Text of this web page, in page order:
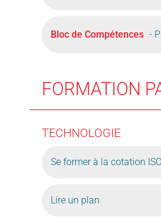
Bloc de Compétences -
FORMATION
TECHNOLOGIE
Se former à la cotation ISO
Lire un plan